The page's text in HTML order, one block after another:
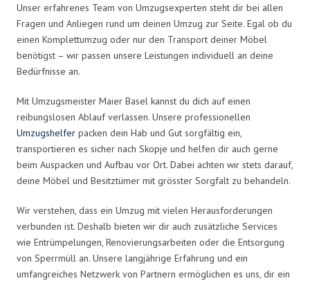
Unser erfahrenes Team von Umzugsexperten steht dir bei allen
Fragen und Anliegen rund um deinen Umzug zur Seite. Egal ob du
einen Komplettumzug oder nur den Transport deiner Möbel
benötigst – wir passen unsere Leistungen individuell an deine
Bedürfnisse an.
Mit Umzugsmeister Maier Basel kannst du dich auf einen
reibungslosen Ablauf verlassen. Unsere professionellen
Umzugshelfer packen dein Hab und Gut sorgfältig ein,
transportieren es sicher nach Skopje und helfen dir auch gerne
beim Auspacken und Aufbau vor Ort. Dabei achten wir stets darauf,
deine Möbel und Besitztümer mit grösster Sorgfalt zu behandeln.
Wir verstehen, dass ein Umzug mit vielen Herausforderungen
verbunden ist. Deshalb bieten wir dir auch zusätzliche Services
wie Entrümpelungen, Renovierungsarbeiten oder die Entsorgung
von Sperrmüll an. Unsere langjährige Erfahrung und ein
umfangreiches Netzwerk von Partnern ermöglichen es uns, dir ein